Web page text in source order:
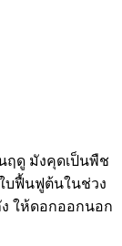
ฤดู มังคุดเป็นพืช
บฟื้นฟูต้นในช่วง
ง ให้ดอกออกนอก